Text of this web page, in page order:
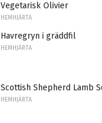
Vegetarisk Olivier
HEMHJÄRTA
Havregryn i gräddfil
HEMHJÄRTA
Scottish Shepherd Lamb
HEMHJÄRTA